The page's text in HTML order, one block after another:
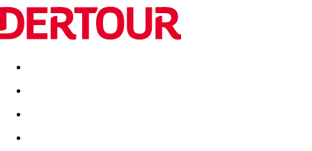
Destinatii Vacanta perfecta OFERTE DE NERATAT